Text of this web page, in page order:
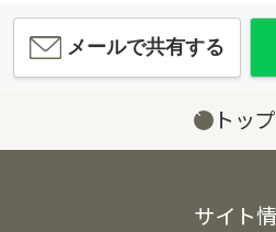
メールで共有する
トッ
サイト